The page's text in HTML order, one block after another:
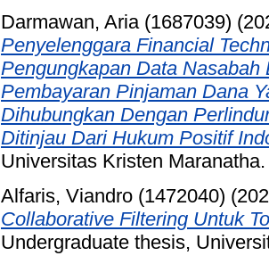
Darmawan, Aria (1687039)
Penyelenggara Financial
Pengungkapan Data
Pembayaran Pinjaman Dana
Dihubungkan Dengan
Ditinjau Dari Hukum Positif
Universitas Kristen Maranatha.
Alfaris, Viandro (1472040)
Collaborative Filtering Untuk
Undergraduate thesis,